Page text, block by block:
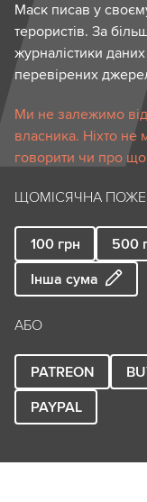
Маск писав у
терористів. За
журналістики даних
перевірених
Ми не залежимо
власника. Ніхто
говорити чи про
ЩОМІСЯЧНА
100 грн 500
Інша сума
АБО
PATREON
PAYPAL